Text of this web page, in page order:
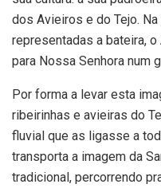
dos Avieiros e do Tejo.
representadas a bateira, o
para Nossa Senhora num
Por forma a levar esta
ribeirinhas e avieiras do
fluvial que as ligasse a
transporta a imagem da
tradicional, percorrendo